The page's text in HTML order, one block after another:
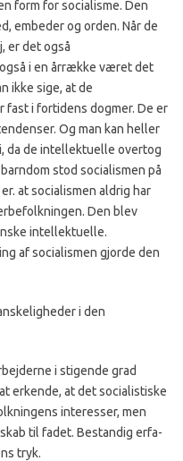
form for socialis­me. Den
embeder og orden. Når de
er det også
i en årrække været det
ikke sige, at de
i fortidens dogmer. De er
Og man kan heller
da de intellektuelle overtog
stod socialismen på
at socialismen aldrig har
Den blev
in­tellektuelle.
af socia­lismen gjorde den
i den
i stigende grad
erkende, at det socialistiske
interesser, men
til fadet. Bestandig erfa­
tryk.